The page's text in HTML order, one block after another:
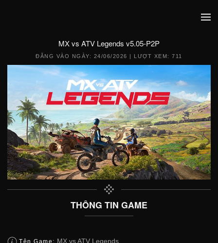
MX vs ATV Legends v5.05-P2P
ĐĂNG VÀO NGÀY: 24/06/2026 | LƯỢT XEM: 711
THÔNG TIN GAME
Tên Game: MX vs ATV Legends